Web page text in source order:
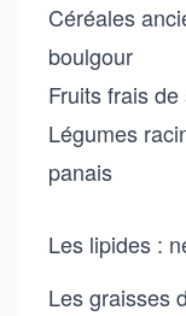
Céréales
boulgour
Fruits frais de
Légumes
panais
Les lipides :
Les graisses